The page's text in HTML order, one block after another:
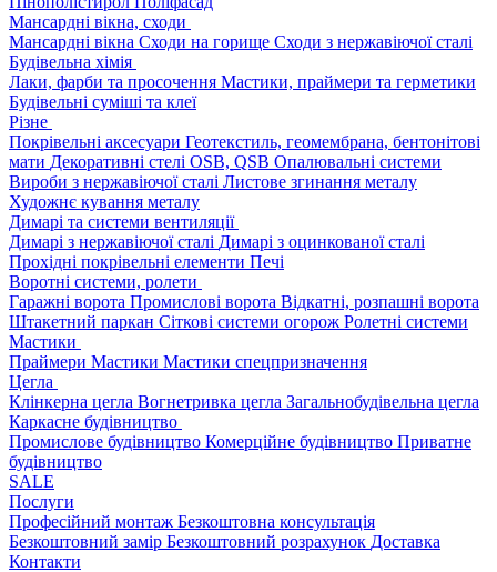
Мансардні вікна, сходи
Мансардні вікна Сходи на горище Сходи з нержавіючої сталі
Будівельна хімія
Лаки, фарби та просочення Мастики, праймери та герметики
Будівельні суміші та клеї
Різне
Покрівельні аксесуари Геотекстиль, геомембрана, бентонітові
мати Декоративні стелі OSB, QSB Опалювальні системи
Вироби з нержавіючої сталі Листове згинання металу
Художнє кування металу
Димарі та системи вентиляції
Димарі з нержавіючої сталі Димарі з оцинкованої сталі
Прохідні покрівельні елементи Печі
Воротні системи, ролети
Гаражні ворота Промислові ворота Відкатні, розпашні ворота
Штакетний паркан Сіткові системи огорож Ролетні системи
Мастики
Праймери Мастики Мастики спецпризначення
Цегла
Клінкерна цегла Вогнетривка цегла Загальнобудівельна цегла
Каркасне будівництво
Промислове будівництво Комерційне будівництво Приватне
будівництво
SALE
Послуги
Професійний монтаж Безкоштовна консультація
Безкоштовний замір Безкоштовний розрахунок Доставка
Контакти